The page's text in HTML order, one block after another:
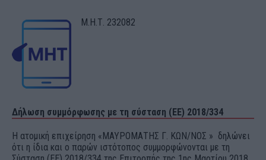
Μ.Η.Τ. 232082
Δήλωση συμμόρφωσης με τη σύσταση (ΕΕ) 2018/334
Η ατομική επιχείρηση «ΜΑΥΡΟΜΑΤΗΣ Γ. ΚΩΝ/ΝΟΣ » δηλώνει
ότι η ίδια και ο παρών ιστότοπος συμμορφώνονται με τη